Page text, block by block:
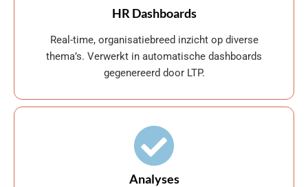
HR Dashboards
Real-time, organisatiebreed inzicht op diverse
thema’s. Verwerkt in automatische dashboards
gegenereerd door LTP.
Analyses